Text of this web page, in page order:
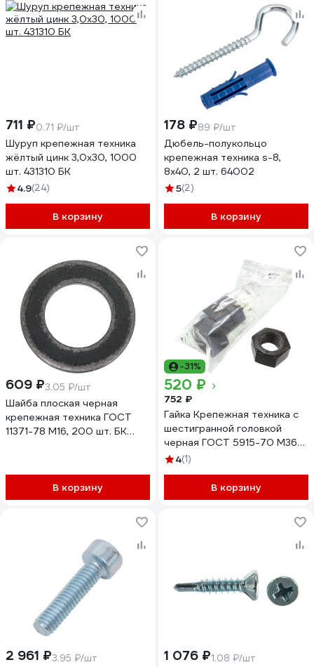
711 ₽0.71 ₽/шт
Шуруп крепежная техника
жёлтый цинк 3,0x30, 1000
шт. 431310 БК
4.9(24)
В корзину
178 ₽89 ₽/шт
Дюбель-полукольцо
крепежная техника s-8,
8x40, 2 шт. 64002
5(2)
В корзину
609 ₽3.05 ₽/шт
Шайба плоская черная
крепежная техника ГОСТ
11371-78 М16, 200 шт. БК
В корзину
-31%
520 ₽
752 ₽
Гайка Крепежная техника с
шестигранной головкой
черная ГОСТ 5915-70 М36
(4 шт) 600126 БК
4(1)
В корзину
2 961 ₽3.95 ₽/шт 1 076 ₽1.08 ₽/шт